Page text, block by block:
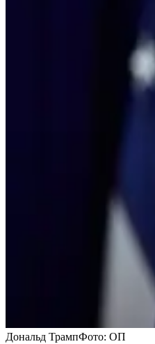
Дональд ТрампФото: ОП